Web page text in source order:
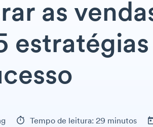
as
Tempo de leitura: 29 minutos